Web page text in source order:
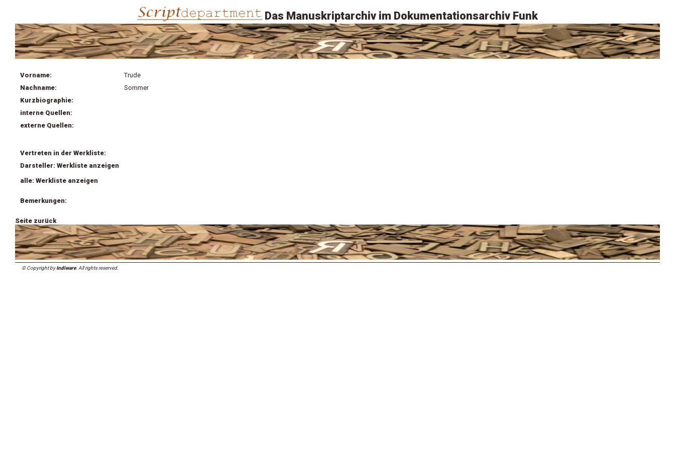
Das Manuskriptarchiv im Dokumentationsarchiv Funk
Vorname:
Trude
Nachname:
Sommer
Kurzbiographie:
interne Quellen:
externe Quellen:
Vertreten in der Werkliste:
Darsteller: Werkliste anzeigen
alle: Werkliste anzeigen
Bemerkungen:
Seite zurück
© Copyright byIndiware. All rights reserved.